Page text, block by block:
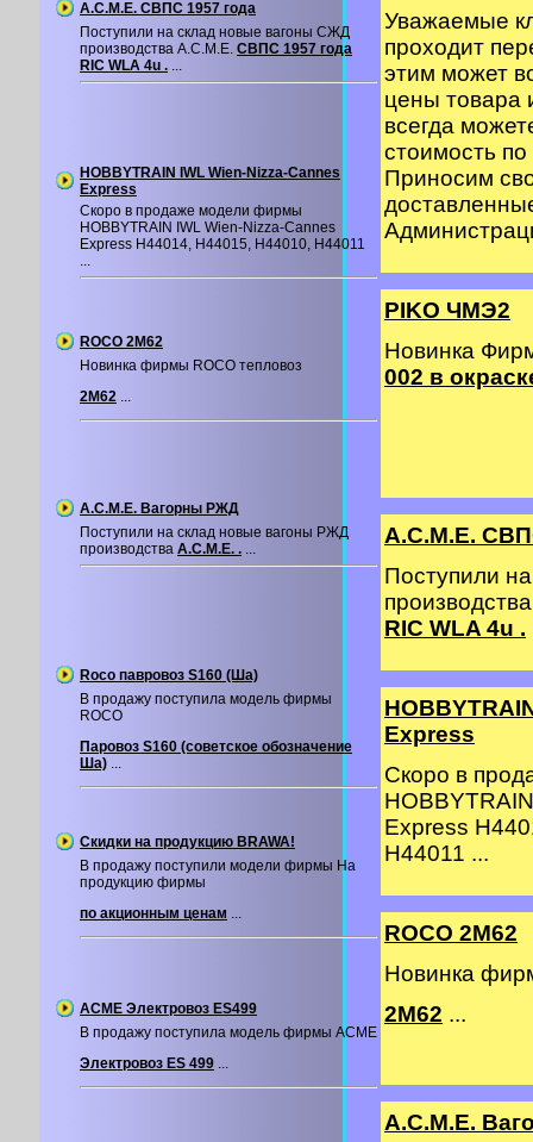
A.C.M.E. СВПС 1957 года
Поступили на склад новые вагоны СЖД
производства A.C.M.E. СВПС 1957 года
RIC WLA 4u . ...
HOBBYTRAIN IWL Wien-Nizza-Cannes
Express
Скоро в продаже модели фирмы
HOBBYTRAIN IWL Wien-Nizza-Cannes
Express H44014, H44015, H44010, H44011
...
ROCO 2M62
Новинка фирмы ROCO тепловоз
2М62 ...
A.C.M.E. Вагорны РЖД
Поступили на склад новые вагоны РЖД
производства A.C.M.E. . ...
Roco павровоз S160 (Ша)
В продажу поступила модель фирмы
ROCO
Паровоз S160 (советское обозначение
Ша) ...
Скидки на продукцию BRAWA!
В продажу поступили модели фирмы На
продукцию фирмы
по акционным ценам ...
ACME Электровоз ES499
В продажу поступила модель фирмы ACME
Электровоз ES 499 ...
Уважаемые
проходит
этим может
цены товара
всегда
стоимость
Приносим
PIKO ЧМЭ2
Новинка
002 в
A.C.M.E.
Поступили
RIC WLA 4u .
Express
Скоро в
Express
H44011 ...
ROCO 2M62
Новинка
2М62 ...
A.C.M.E.